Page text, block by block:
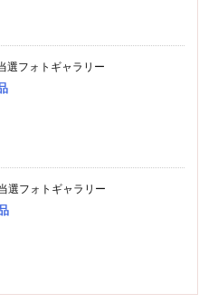
選フォトギャラリー
選フォトギャラリー